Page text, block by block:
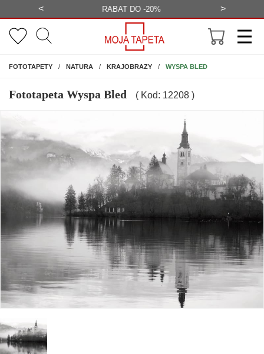
< BEZPŁATNA WIZUALIZACJA >
FOTOTAPETYNA ŚCIANĘ
NATURA KRAJOBRAZY WYSPA BLED
Fototapeta Wyspa Bled ( Kod: 12208 )